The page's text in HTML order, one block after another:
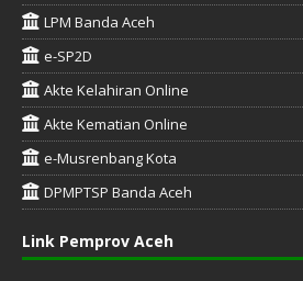
LPM Banda Aceh
e-SP2D
Akte Kelahiran Online
Akte Kematian Online
e-Musrenbang Kota
DPMPTSP Banda Aceh
Link Pemprov Aceh